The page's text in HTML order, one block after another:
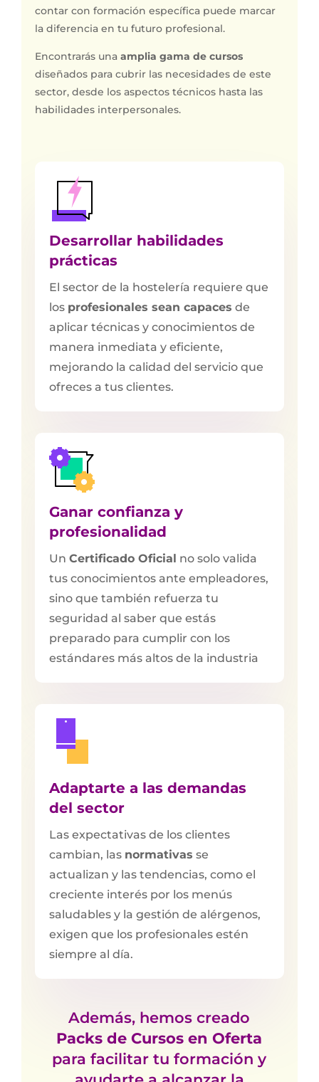
contar con formación específica puede marcar
la diferencia en tu futuro profesional.
Encontrarás unaamplia gama de cursos
diseñados para cubrir las necesidades de este
sector, desde los aspectos técnicos hasta las
habilidades interpersonales.
Desarrollar habilidades
prácticas
El sector de la hostelería requiere que
los profesionales sean capaces de
aplicar técnicas y conocimientos de
manera inmediata y eficiente,
mejorando la calidad del servicio que
ofreces a tus clientes.
Ganar confianza y
profesionalidad
UnCertificado Oficial no solo valida
tus conocimientos ante empleadores,
sino que también refuerza tu
seguridad al saber que estás
preparado para cumplir con los
estándares más altos de la industria
Adaptarte a las demandas
del sector
Las expectativas de los clientes
cambian, las normativas se
actualizan y las tendencias, como el
creciente interés por los menús
saludables y la gestión de alérgenos,
exigen que los profesionales estén
siempre al día.
Además, hemos creado
Packs de Cursos en Oferta
para facilitar tu formación y